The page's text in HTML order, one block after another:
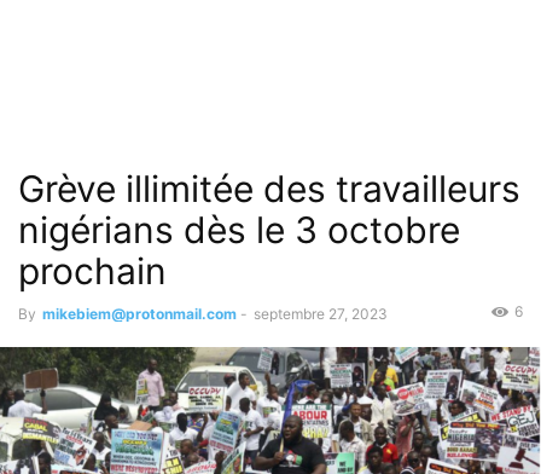
Grève illimitée des travailleurs
nigérians dès le 3 octobre
prochain
By mikebiem@protonmail.com - septembre 27, 2023 6